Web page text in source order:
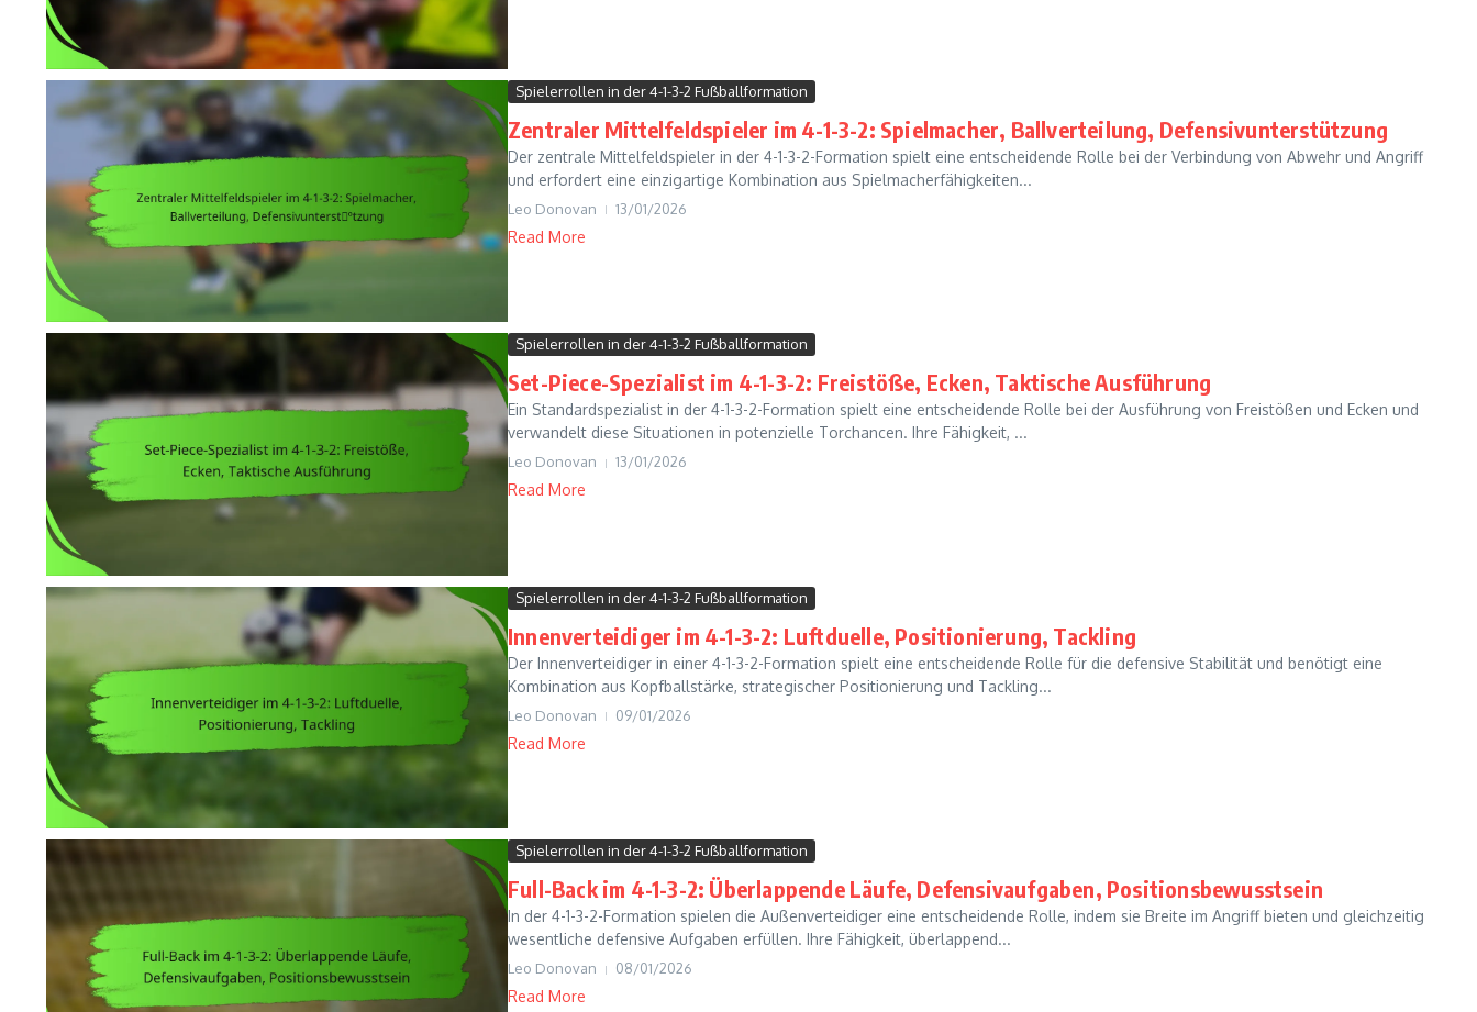
Spielerrollen in der 4-1-3-2 Fußballformation
Zentraler Mittelfeldspieler im 4-1-3-2: Spielmacher, Ballverteilung, Defensivunterstützung
Der zentrale Mittelfeldspieler in der 4-1-3-2-Formation spielt eine entscheidende Rolle bei der Verbindung von Abwehr und Angriff
und erfordert eine einzigartige Kombination aus Spielmacherfähigkeiten...
Leo Donovan 13/01/2026
Read More
Spielerrollen in der 4-1-3-2 Fußballformation
Set-Piece-Spezialist im 4-1-3-2: Freistöße, Ecken, Taktische Ausführung
Ein Standardspezialist in der 4-1-3-2-Formation spielt eine entscheidende Rolle bei der Ausführung von Freistößen und Ecken und
verwandelt diese Situationen in potenzielle Torchancen. Ihre Fähigkeit, ...
Leo Donovan 13/01/2026
Read More
Spielerrollen in der 4-1-3-2 Fußballformation
Innenverteidiger im 4-1-3-2: Luftduelle, Positionierung, Tackling
Der Innenverteidiger in einer 4-1-3-2-Formation spielt eine entscheidende Rolle für die defensive Stabilität und benötigt eine
Kombination aus Kopfballstärke, strategischer Positionierung und Tackling...
Leo Donovan 09/01/2026
Read More
Spielerrollen in der 4-1-3-2 Fußballformation
Full-Back im 4-1-3-2: Überlappende Läufe, Defensivaufgaben, Positionsbewusstsein
In der 4-1-3-2-Formation spielen die Außenverteidiger eine entscheidende Rolle, indem sie Breite im Angriff bieten und gleichzeitig
wesentliche defensive Aufgaben erfüllen. Ihre Fähigkeit, überlappend...
Leo Donovan 08/01/2026
Read More